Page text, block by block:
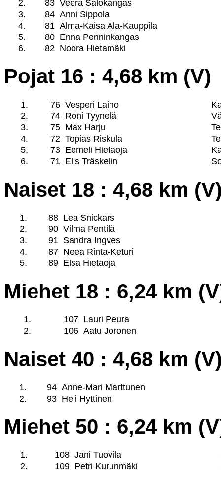
2. 83 Veera Salokangas
3.
84 Anni Sippola
4.
81 Alma-Kaisa Ala-Kauppila
5.
80 Enna Penninkangas
6.
82 Noora Hietamäki
Pojat 16 : 4,68 km (V)
1. 76 Vesperi Laino
2.
74 Roni Tyynelä
3.
75 Max Harju
4.
72 Topias Riskula
5.
73 Eemeli Hietaoja
6.
71 Elis Träskelin
Naiset 18 : 4,68 km
1. 88 Lea Snickars
2.
90 Vilma Pentilä
3.
91 Sandra Ingves
4.
87 Neea Rinta-Keturi
5.
89 Elsa Hietaoja
Miehet 18 : 6,24 km
1. 107 Lauri Peura
2.
106 Aatu Joronen
Naiset 40 : 4,68 km
1. 94 Anne-Mari Marttunen
2.
93 Heli Hyttinen
Miehet 50 : 6,24 km
1. 108 Jani Tuovila
2.
109 Petri Kurunmäki